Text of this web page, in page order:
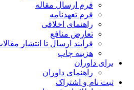
فرم ارسال مقاله
فرم تعهدنامه
راهنمای اخلاقی
تعارض منافع
فرآیند ارسال تا انتشار مقالات
هزینه چاپ
برای داوران
راهنمای داوران
ثبت نام و اشتراک